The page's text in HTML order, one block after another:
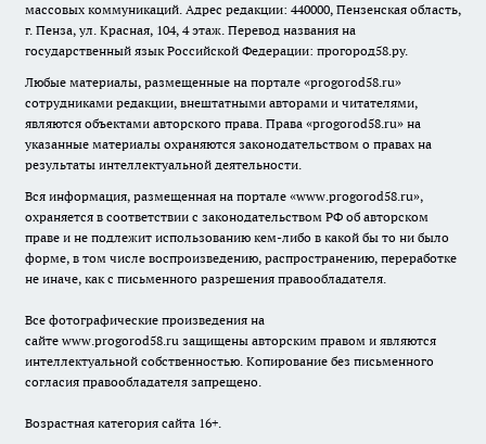
массовых коммуникаций. Адрес редакции: 440000, Пензенская область,
г. Пенза, ул. Красная, 104, 4 этаж. Перевод названия на
государственный язык Российской Федерации: прогород58.ру.
Любые материалы, размещенные на портале «progorod58.ru»
сотрудниками редакции, внештатными авторами и читателями,
являются объектами авторского права. Права «progorod58.ru» на
указанные материалы охраняются законодательством о правах на
результаты интеллектуальной деятельности.
Вся информация, размещенная на портале «www.progorod58.ru»,
охраняется в соответствии с законодательством РФ об авторском
праве и не подлежит использованию кем-либо в какой бы то ни было
форме, в том числе воспроизведению, распространению, переработке
не иначе, как с письменного разрешения правообладателя.
Все фотографические произведения на
сайте www.progorod58.ru защищены авторским правом и являются
интеллектуальной собственностью. Копирование без письменного
согласия правообладателя запрещено.
Возрастная категория сайта 16+.